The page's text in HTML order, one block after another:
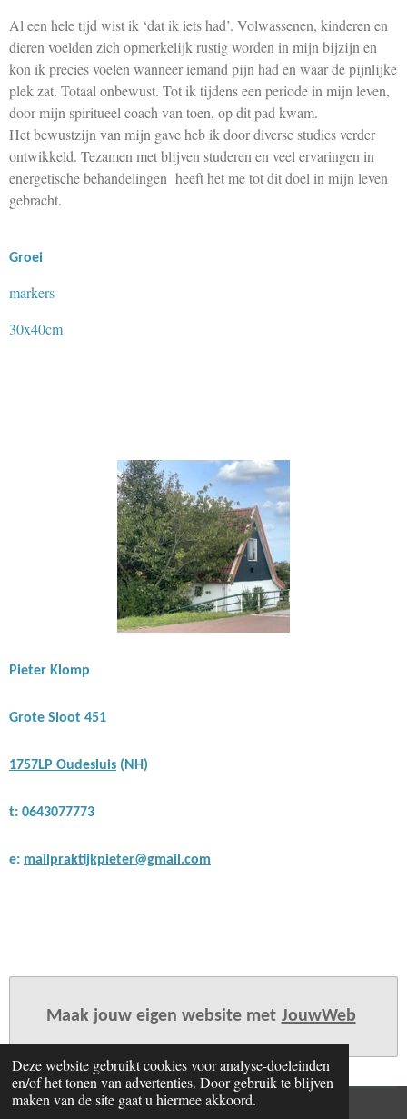
Deze website gebruikt cookies voor analyse-doeleinden
en/of het tonen van advertenties. Door gebruik te blijven
maken van de site gaat u hiermee akkoord.
Al een hele tijd wist ik ‘dat ik iets had’. Volwassenen, kinderen en
dieren voelden zich opmerkelijk rustig worden in mijn bijzijn en
kon ik precies voelen wanneer iemand pijn had en waar de pijnlijke
plek zat. Totaal onbewust. Tot ik tijdens een periode in mijn leven,
door mijn spiritueel coach van toen, op dit pad kwam.
Het bewustzijn van mijn gave heb ik door diverse studies verder
ontwikkeld. Tezamen met blijven studeren en veel ervaringen in
energetische behandelingen heeft het me tot dit doel in mijn leven
gebracht.
Groei
markers
30x40cm
Pieter Klomp
Grote Sloot 451
1757LP Oudesluis (NH)
t: 0643077773
e: mailpraktijkpieter@gmail.com
Maak jouw eigen website met JouwWeb